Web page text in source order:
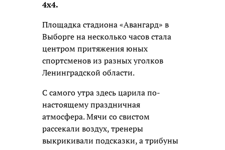
4х4.
Площадка стадиона «Авангард» в
Выборге на несколько часов стала
центром притяжения юных
спортсменов из разных уголков
Ленинградской области.
С самого утра здесь царила по-
настоящему праздничная
атмосфера. Мячи со свистом
рассекали воздух, тренеры
выкрикивали подсказки, а трибуны